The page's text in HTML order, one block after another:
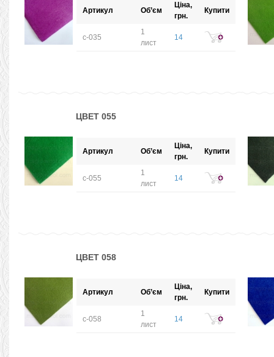
Артикул Об’єм
Ціна,
грн.
Купити
с-035
1
лист
14
ЦВЕТ 055
Артикул Об’єм
Ціна,
грн.
Купити
с-055
1
лист
14
ЦВЕТ 058
Артикул Об’єм
Ціна,
грн.
Купити
с-058
1
лист
14